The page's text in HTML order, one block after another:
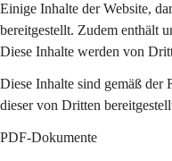
Einige Inhalte der Website,
bereitgestellt. Zudem enthält
Diese Inhalte werden von
Diese Inhalte sind gemäß der
dieser von Dritten
PDF-Dokumente